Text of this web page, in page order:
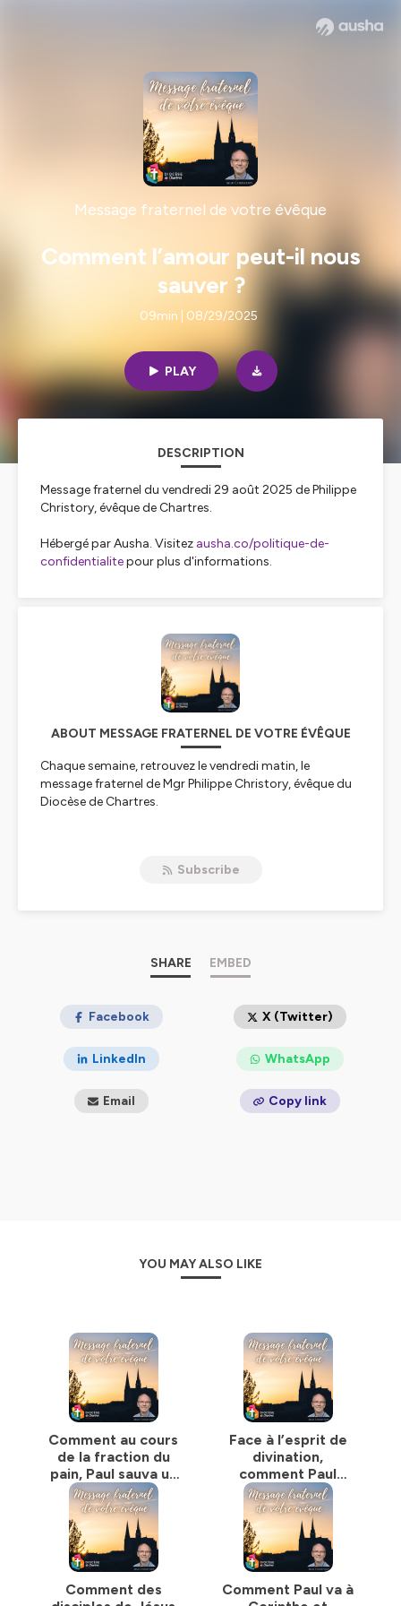
Message fraternel de votre évêque
Comment l’amour peut-il nous
sauver ?
09min | 08/29/2025
PLAY
DESCRIPTION
Message fraternel du vendredi 29 août 2025 de Philippe
Christory, évêque de Chartres.
Hébergé par Ausha. Visitez ausha.co/politique-de-
confidentialitepour plus d'informations.
ABOUT MESSAGE FRATERNEL DE VOTRE ÉVÊQUE
Chaque semaine, retrouvez le vendredi matin, le
message fraternel de Mgr Philippe Christory, évêque du
Diocèse de Chartres.
Subscribe
SHARE EMBED
Facebook X (Twitter)
LinkedIn WhatsApp
Email Copy link
YOU MAY ALSO LIKE
Comment au cours
de la fraction du
pain, Paul sauva un
jeune garçon,
Eutyque, de la
mort ?
Face à l’esprit de
divination,
comment Paul
annonce-t-il la
Parole du salut ?
Comment des
Comment Paul va à